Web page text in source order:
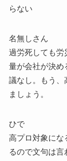
らない
名無しさん
過労死しても労
量が会社が決め
議なし。もう、
ましょう。
ひで
高プロ対象にな
るので文句は